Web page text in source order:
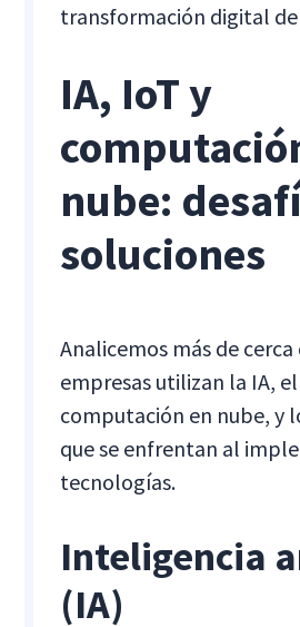
transformación digital de
IA, IoT y
nube:
soluciones
Analicemos más de
empresas utilizan la IA,
computación en nube, y
que se enfrentan al
tecnologías.
Inteligencia
(IA)